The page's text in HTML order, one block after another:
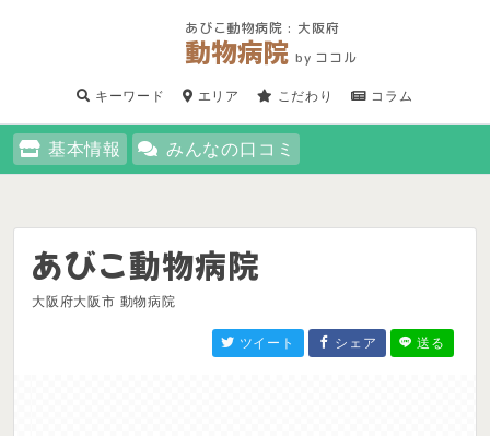
あびこ動物病院 : 大阪府
動物病院by ココル
キーワード エリア こだわり コラム
基本情報 みんなの口コミ
あびこ動物病院
大阪府大阪市 動物病院
ツイート シェア 送る